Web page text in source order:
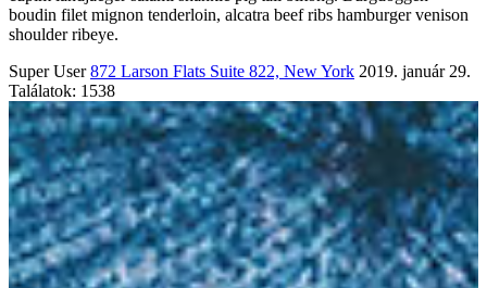
boudin filet mignon tenderloin, alcatra beef ribs hamburger venison
shoulder ribeye.
Super User 872 Larson Flats Suite 822, New York 2019. január 29.
Találatok: 1538